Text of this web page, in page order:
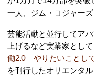
一人、ジム・ロジャーズ
芸能活動と並行してア
上げるなど実業家とし
働2.0 やりたいことし
を刊行したオリエンタ